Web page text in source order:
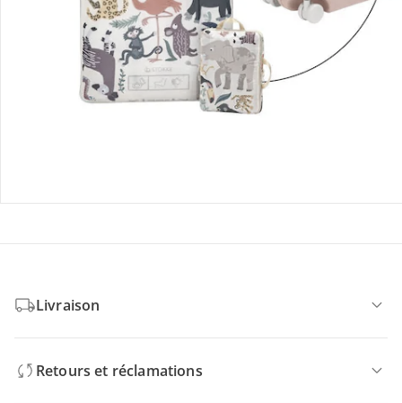
Détails du produit
Recommandations, sigle et fabricant
Livraison
Retours et réclamations